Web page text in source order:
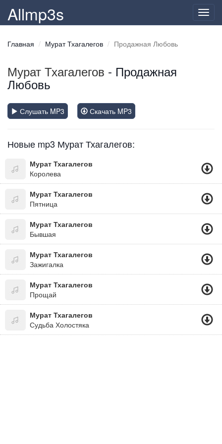
Allmp3s
Главная Мурат Тхагалегов Продажная Любовь
Мурат Тхагалегов - Продажная
Любовь
Слушать MP3 Скачать MP3
Новые mp3 Мурат Тхагалегов:
Мурат Тхагалегов
Королева
Мурат Тхагалегов
Пятница
Мурат Тхагалегов
Бывшая
Мурат Тхагалегов
Зажигалка
Мурат Тхагалегов
Прощай
Мурат Тхагалегов
Судьба Холостяка